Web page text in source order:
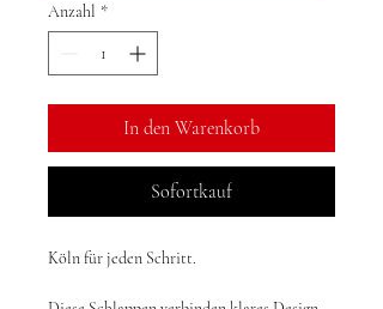
Anzahl *
In den Warenkorb
Sofortkauf
Köln für jeden Schritt.